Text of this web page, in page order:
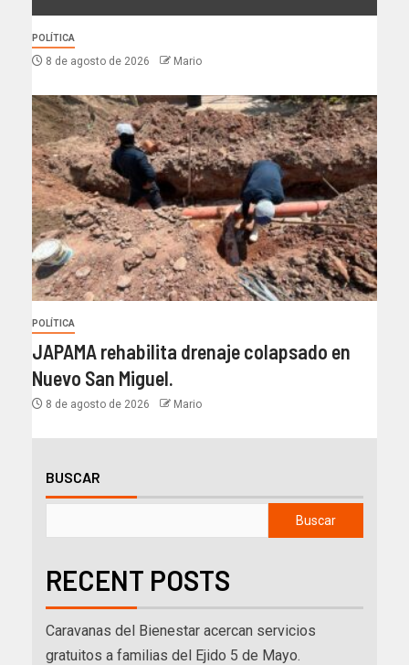
POLÍTICA
8 de agosto de 2026 Mario
POLÍTICA
JAPAMA rehabilita drenaje colapsado en
Nuevo San Miguel.
8 de agosto de 2026 Mario
BUSCAR
Buscar
RECENT POSTS
Caravanas del Bienestar acercan servicios
gratuitos a familias del Ejido 5 de Mayo.